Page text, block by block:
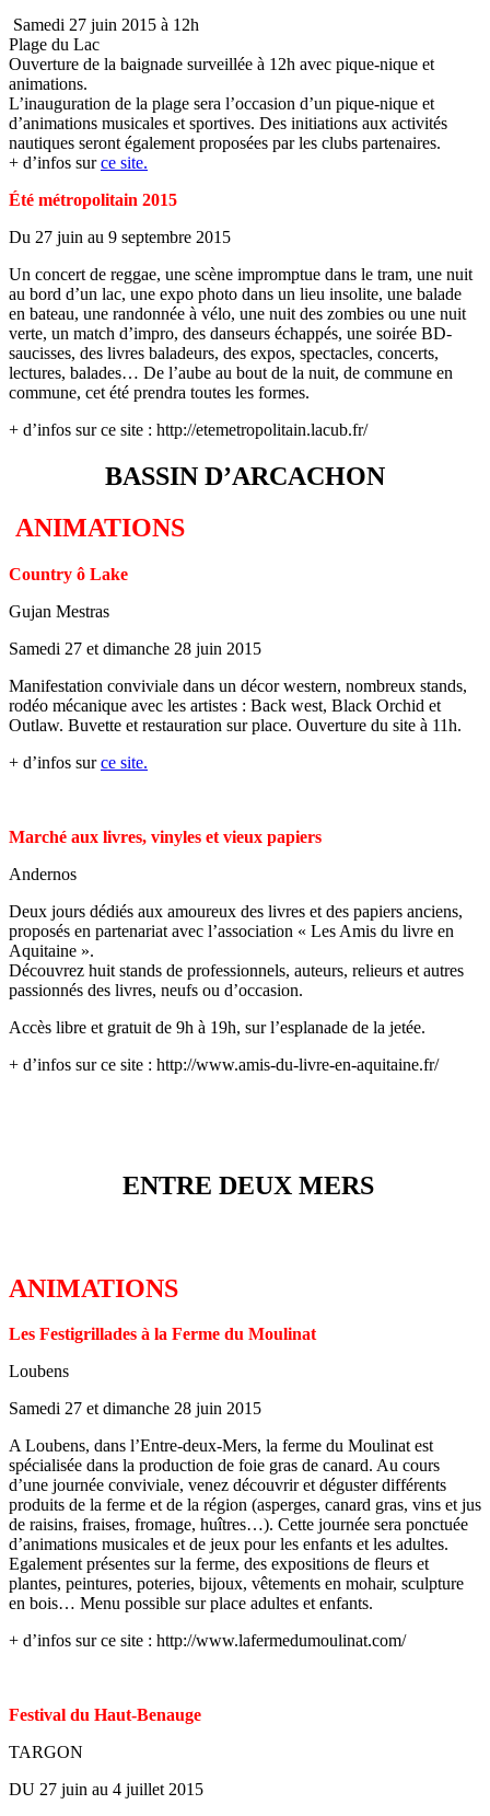
Samedi 27 juin 2015 à 12h
Plage du Lac
Ouverture de la baignade surveillée à 12h avec pique-nique et
animations.
L’inauguration de la plage sera l’occasion d’un pique-nique et
d’animations musicales et sportives. Des initiations aux activités
nautiques seront également proposées par les clubs partenaires.
+ d’infos surce site.
Été métropolitain 2015
Du 27 juin au 9 septembre 2015
Un concert de reggae, une scène impromptue dans le tram, une nuit
au bord d’un lac, une expo photo dans un lieu insolite, une balade
en bateau, une randonnée à vélo, une nuit des zombies ou une nuit
verte, un match d’impro, des danseurs échappés, une soirée BD-
saucisses, des livres baladeurs, des expos, spectacles, concerts,
lectures, balades… De l’aube au bout de la nuit, de commune en
commune, cet été prendra toutes les formes.
+ d’infos sur ce site : http://etemetropolitain.lacub.fr/
BASSIN D’ARCACHON
ANIMATIONS
Country ô Lake
Gujan Mestras
Samedi 27 et dimanche 28 juin 2015
Manifestation conviviale dans un décor western, nombreux stands,
rodéo mécanique avec les artistes : Back west, Black Orchid et
Outlaw. Buvette et restauration sur place. Ouverture du site à 11h.
+ d’infos surce site.
Marché aux livres, vinyles et vieux papiers
Andernos
Deux jours dédiés aux amoureux des livres et des papiers anciens,
proposés en partenariat avec l’association « Les Amis du livre en
Aquitaine ».
Découvrez huit stands de professionnels, auteurs, relieurs et autres
passionnés des livres, neufs ou d’occasion.
Accès libre et gratuit de 9h à 19h, sur l’esplanade de la jetée.
+ d’infos sur ce site : http://www.amis-du-livre-en-aquitaine.fr/
ENTRE DEUX MERS
ANIMATIONS
Les Festigrillades à la Ferme du Moulinat
Loubens
Samedi 27 et dimanche 28 juin 2015
A Loubens, dans l’Entre-deux-Mers, la ferme du Moulinat est
spécialisée dans la production de foie gras de canard. Au cours
d’une journée conviviale, venez découvrir et déguster différents
produits de la ferme et de la région (asperges, canard gras, vins et jus
de raisins, fraises, fromage, huîtres…). Cette journée sera ponctuée
d’animations musicales et de jeux pour les enfants et les adultes.
Egalement présentes sur la ferme, des expositions de fleurs et
plantes, peintures, poteries, bijoux, vêtements en mohair, sculpture
en bois… Menu possible sur place adultes et enfants.
+ d’infos sur ce site : http://www.lafermedumoulinat.com/
Festival du Haut-Benauge
TARGON
DU 27 juin au 4 juillet 2015